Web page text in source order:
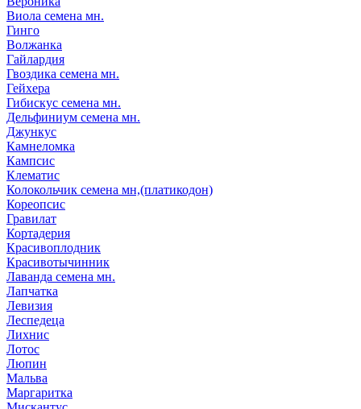
Виола семена мн.
Гинго
Волжанка
Гайлардия
Гвоздика семена мн.
Гейхера
Гибискус семена мн.
Дельфиниум семена мн.
Джункус
Камнеломка
Кампсис
Клематис
Колокольчик семена мн,(платикодон)
Кореопсис
Гравилат
Кортадерия
Красивоплодник
Красивотычинник
Лаванда семена мн.
Лапчатка
Левизия
Леспедеца
Лихнис
Лотос
Люпин
Мальва
Маргаритка